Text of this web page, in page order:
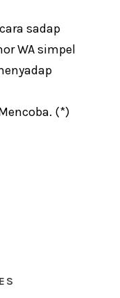
sadap
WA simpel
(*)